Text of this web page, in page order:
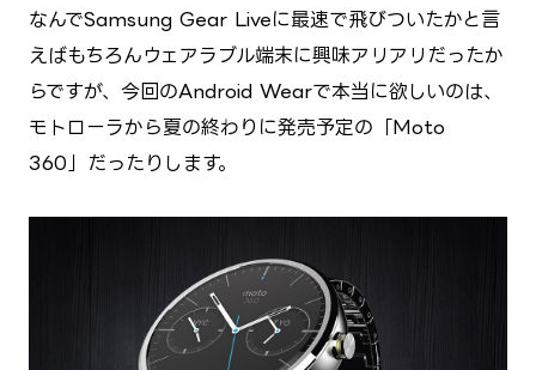
なんでSamsung Gear Liveに最速で飛びついたかと言
えばもちろんウェアラブル端末に興味アリアリだったか
らですが、今回のAndroid Wearで本当に欲しいのは、
モトローラから夏の終わりに発売予定の「Moto
360」だったりします。